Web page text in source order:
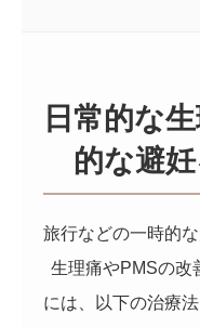
日常的な
的な避
旅行などの一時的
生理痛やPMSの改
には、以下の治療